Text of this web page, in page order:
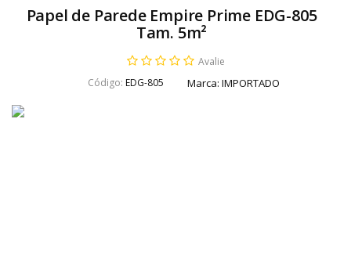
pioneira
venda
Papel de Parede Empire Prime EDG-805
Tam. 5m²
Avalie
Código: EDG-805 Marca: IMPORTADO